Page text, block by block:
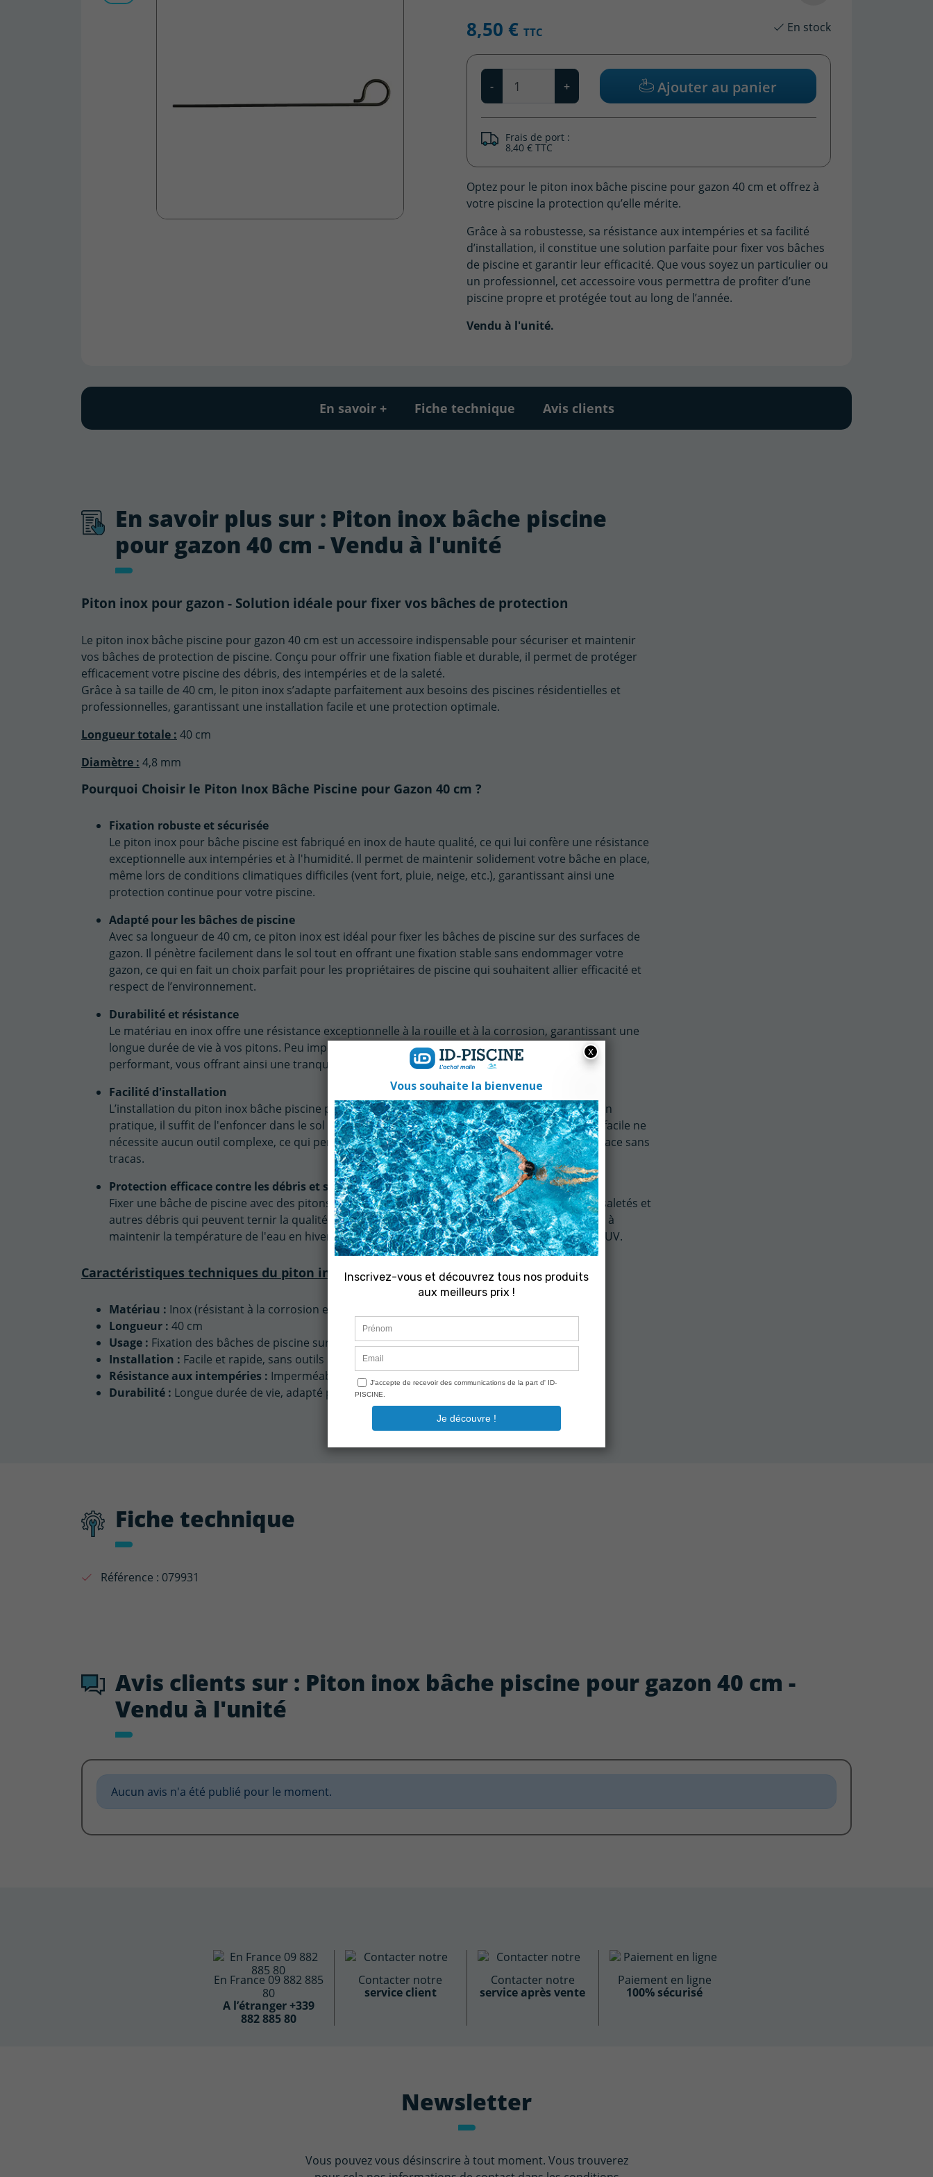
8,50 € TTC En stock
Qté
- + Ajouter au panier
Frais de port :
8,40 € TTC
Optez pour le piton inox bâche piscine pour gazon 40 cm et offrez à
votre piscine la protection qu’elle mérite.
Grâce à sa robustesse, sa résistance aux intempéries et sa facilité
d’installation, il constitue une solution parfaite pour fixer vos bâches
de piscine et garantir leur efficacité. Que vous soyez un particulier ou
un professionnel, cet accessoire vous permettra de profiter d’une
piscine propre et protégée tout au long de l’année.
Vendu à l'unité.
En savoir + Fiche technique Avis clients
En savoir plus sur : Piton inox bâche piscine
pour gazon 40 cm - Vendu à l'unité
Piton inox pour gazon - Solution idéale pour fixer vos bâches de protection
Le piton inox bâche piscine pour gazon 40 cm est un accessoire indispensable pour sécuriser et maintenir
vos bâches de protection de piscine. Conçu pour offrir une fixation fiable et durable, il permet de protéger
efficacement votre piscine des débris, des intempéries et de la saleté.
Grâce à sa taille de 40 cm, le piton inox s’adapte parfaitement aux besoins des piscines résidentielles et
professionnelles, garantissant une installation facile et une protection optimale.
Longueur totale : 40 cm
Diamètre : 4,8 mm
Pourquoi Choisir le Piton Inox Bâche Piscine pour Gazon 40 cm ?
Fixation robuste et sécurisée
Le piton inox pour bâche piscine est fabriqué en inox de haute qualité, ce qui lui confère une résistance
exceptionnelle aux intempéries et à l'humidité. Il permet de maintenir solidement votre bâche en place,
même lors de conditions climatiques difficiles (vent fort, pluie, neige, etc.), garantissant ainsi une
protection continue pour votre piscine.
Adapté pour les bâches de piscine
Avec sa longueur de 40 cm, ce piton inox est idéal pour fixer les bâches de piscine sur des surfaces de
gazon. Il pénètre facilement dans le sol tout en offrant une fixation stable sans endommager votre
gazon, ce qui en fait un choix parfait pour les propriétaires de piscine qui souhaitent allier efficacité et
respect de l’environnement.
Durabilité et résistance
Le matériau en inox offre une résistance exceptionnelle à la rouille et à la corrosion, garantissant une
longue durée de vie à vos pitons. Peu importe les conditions extérieures, l'inox reste fiable et
performant, vous offrant ainsi une tranquillité d’esprit pendant plusieurs saisons.
Facilité d'installation
L’installation du piton inox bâche piscine pour gazon est simple et rapide. Grâce à sa conception
pratique, il suffit de l'enfoncer dans le sol pour fixer solidement votre bâche. Cette installation facile ne
nécessite aucun outil complexe, ce qui permet de gagner du temps et d’assurer une mise en place sans
tracas.
Protection efficace contre les débris et salissures
Fixer une bâche de piscine avec des pitons inox permet de prévenir l’accumulation de feuilles, saletés et
autres débris qui peuvent ternir la qualité de l’eau de votre piscine. De plus, la bâche contribue à
maintenir la température de l'eau en hiver et à protéger le liner de la piscine contre les rayons UV.
Caractéristiques techniques du piton inox bâche piscine pour gazon 40 cm :
Matériau : Inox (résistant à la corrosion et à l'humidité)
Longueur : 40 cm
Usage : Fixation des bâches de piscine sur gazon
Installation : Facile et rapide, sans outils nécessaires
Résistance aux intempéries : Imperméable, ne rouille pas même en conditions extrêmes
Durabilité : Longue durée de vie, adapté pour un usage extérieur
Fiche technique
Référence : 079931
Avis clients sur : Piton inox bâche piscine pour gazon 40 cm -
Vendu à l'unité
Aucun avis n'a été publié pour le moment.
En France 09 882 885
80
A l’étranger +339
882 885 80
Contacter notre
service client
Contacter notre
service après vente
Paiement en ligne
100% sécurisé
Newsletter
Vous pouvez vous désinscrire à tout moment. Vous trouverez